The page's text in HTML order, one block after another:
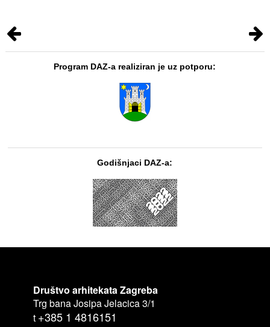
Program DAZ-a realiziran je uz potporu:
Godišnjaci DAZ-a:
Društvo arhitekata Zagreba
Trg bana Josipa Jelacica 3/1
t +385 1 4816151